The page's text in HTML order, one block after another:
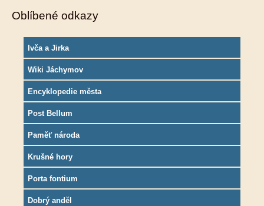
Oblíbené odkazy
Ivča a Jirka
Wiki Jáchymov
Encyklopedie města
Post Bellum
Paměť národa
Krušné hory
Porta fontium
Dobrý anděl